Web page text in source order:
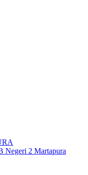
Negeri 2 Martapura